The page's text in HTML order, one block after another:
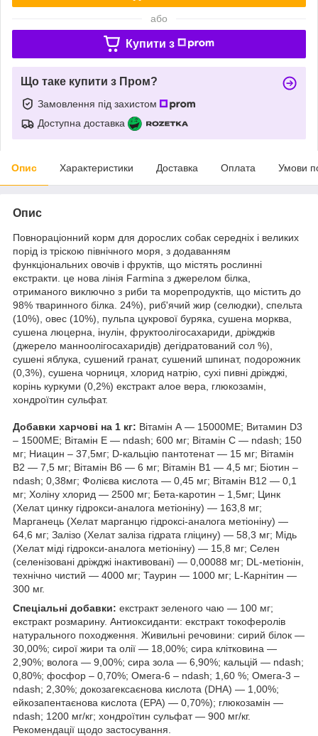
або
Купити з
Що таке купити з Пром?
Замовлення під захистом
Доступна доставка
Опис Характеристики Доставка Оплата Умови
Опис
Повнораціонний корм для дорослих собак середніх і великих
порід із тріскою північного моря, з додаванням
функціональних овочів і фруктів, що містять рослинні
екстракти. це нова лінія Farmina з джерелом білка,
отриманого виключно з риби та морепродуктів, що містить до
98% тваринного білка. 24%), риб'ячий жир (селюдки), спельта
(10%), овес (10%), пульпа цукрової буряка, сушена морква,
сушена люцерна, інулін, фруктоолігосахариди, дріжджів
(джерело манноолігосахаридів) дегідратований сол %),
сушені яблука, сушений гранат, сушений шпинат, подорожник
(0,3%), сушена чорниця, хлорид натрію, сухі пивні дріжджі,
корінь куркуми (0,2%) екстракт алое вера, глюкозамін,
хондроїтин сульфат.
Добавки харчові на 1 кг: Вітамін А — 15000ME; Витамин D3
– 1500ME; Вітамін Е — ndash; 600 мг; Вітамін С — ndash; 150
мг; Ниацин – 37,5мг; D-кальцію пантотенат — 15 мг; Вітамін
В2 — 7,5 мг; Вітамін В6 — 6 мг; Вітамін B1 — 4,5 мг; Біотин –
ndash; 0,38мг; Фолієва кислота — 0,45 мг; Вітамін B12 — 0,1
мг; Холіну хлорид — 2500 мг; Бета-каротин – 1,5мг; Цинк
(Хелат цинку гідрокси-аналога метіоніну) — 163,8 мг;
Марганець (Хелат марганцю гідроксі-аналога метіоніну) —
64,6 мг; Залізо (Хелат заліза гідрата гліцину) — 58,3 мг; Мідь
(Хелат міді гідрокси-аналога метіоніну) — 15,8 мг; Селен
(селенізовані дріжджі інактивовані) — 0,00088 мг; DL-метіонін,
технічно чистий — 4000 мг; Таурин — 1000 мг; L-Карнітин —
300 мг.
Спеціальні добавки: екстракт зеленого чаю — 100 мг;
екстракт розмарину. Антиоксиданти: екстракт токоферолів
натурального походження. Живильні речовини: сирий білок —
30,00%; сирої жири та олії — 18,00%; сира клітковина —
2,90%; волога — 9,00%; сира зола — 6,90%; кальцій — ndash;
0,80%; фосфор – 0,70%; Омега-6 – ndash; 1,60 %; Омега-3 –
ndash; 2,30%; докозагексаєнова кислота (DHA) — 1,00%;
ейкозапентаєнова кислота (EPA) — 0,70%); глюкозамін —
ndash; 1200 мг/кг; хондроїтин сульфат — 900 мг/кг.
Рекомендації щодо застосування.